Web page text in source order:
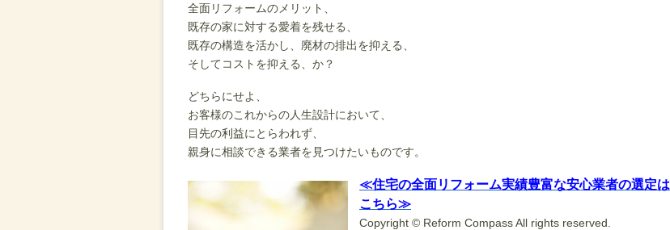
全面リフォームのメリット、
既存の家に対する愛着を残せる、
既存の構造を活かし、廃材の排出を抑える、
そしてコストを抑える、か？
どちらにせよ、
お客様のこれからの人生設計において、
目先の利益にとらわれず、
親身に相談できる業者を見つけたいものです。
≪住宅の全面リフォーム実績豊富な安心業者の選定は
こちら≫
Copyright © Reform Compass All rights reserved.